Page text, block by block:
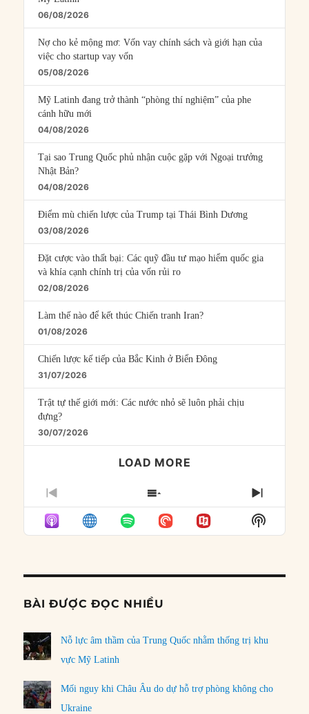
06/08/2026
Nợ cho kẻ mộng mơ: Vốn vay chính sách và giới hạn của
việc cho startup vay vốn
05/08/2026
Mỹ Latinh đang trở thành “phòng thí nghiệm” của phe
cánh hữu mới
04/08/2026
Tại sao Trung Quốc phủ nhận cuộc gặp với Ngoại trưởng
Nhật Bản?
04/08/2026
Điểm mù chiến lược của Trump tại Thái Bình Dương
03/08/2026
Đặt cược vào thất bại: Các quỹ đầu tư mạo hiểm quốc gia
và khía cạnh chính trị của vốn rủi ro
02/08/2026
Làm thế nào để kết thúc Chiến tranh Iran?
01/08/2026
Chiến lược kế tiếp của Bắc Kinh ở Biển Đông
31/07/2026
Trật tự thế giới mới: Các nước nhỏ sẽ luôn phải chịu
đựng?
30/07/2026
LOAD MORE
PREVIOUS
EPISODE
SHOW
EPISODES
LIST
NEXT
Show
Podcast
BÀI ĐƯỢC ĐỌC NHIỀU
Nỗ lực âm thầm của Trung Quốc nhằm thống trị khu
vực Mỹ Latinh
Mối nguy khi Châu Âu do dự hỗ trợ phòng không cho
Ukraine